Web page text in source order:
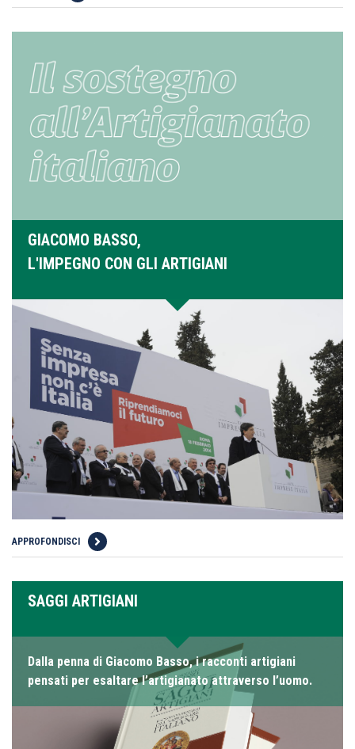
GIACOMO BASSO,
L'IMPEGNO CON GLI ARTIGIANI
APPROFONDISCI
SAGGI ARTIGIANI
Dalla penna di Giacomo Basso, i racconti artigiani
pensati per esaltare l’artigianato attraverso l’uomo.